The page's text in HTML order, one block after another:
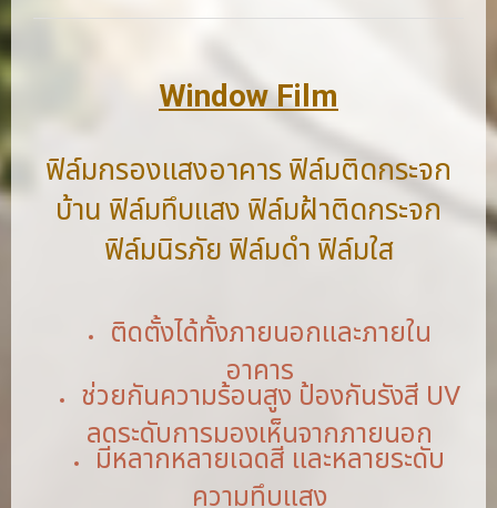
Window Film
ฟิล์มกรองแสงอาคาร ฟิล์มติดกระจก
บ้าน ฟิล์มทึบแสง ฟิล์มฝ้าติดกระจก
ฟิล์มนิรภัย ฟิล์มดำ ฟิล์มใส
ติดตั้งได้ทั้งภายนอกและภายใน
อาคาร
ช่วยกันความร้อนสูง ป้องกันรังสี UV
ลดระดับการมองเห็นจากภายนอก
มีหลากหลายเฉดสี และหลายระดับ
ความทึบแสง